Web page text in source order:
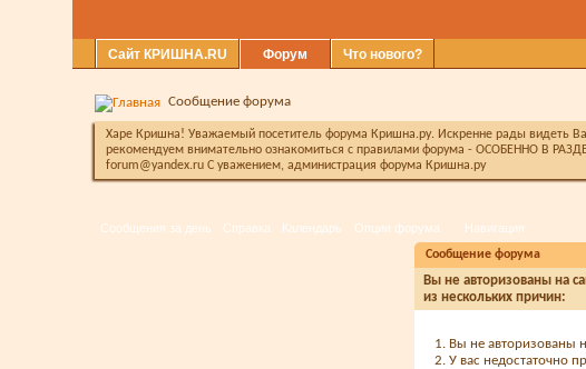
Сайт КРИШНА.RU Форум
Сообщения за день Справка Календарь Опции форума Навигация
Что нового?
Сообщение форума
Харе Кришна! Уважаемый посетитель форума Кришна.ру. Искренне рады видеть
рекомендуем внимательно ознакомиться с правилами форума - ОСОБЕННО В
forum@yandex.ru С уважением, администрация форума Кришна.ру
Сообщение форума
Вы не авторизованы на
из нескольких причин:
Вы не авторизованы
У вас недостаточно